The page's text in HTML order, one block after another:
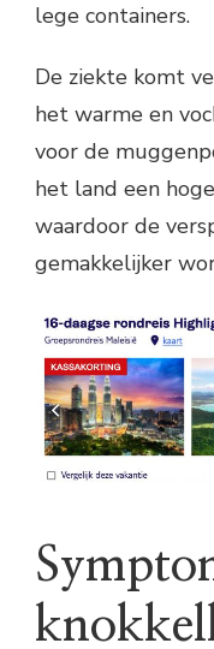
lege containers.
De ziekte komt
het warme en
voor de
het land een
waardoor de
gemakkelijker